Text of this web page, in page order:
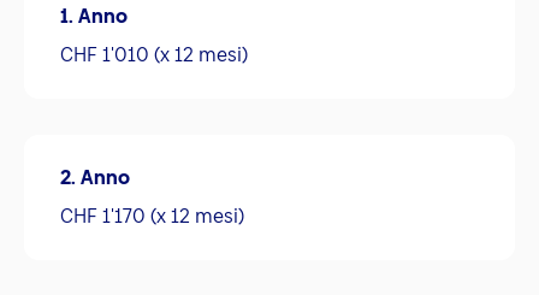
1. Anno
CHF 1'010 (x 12 mesi)
2. Anno
CHF 1'170 (x 12 mesi)